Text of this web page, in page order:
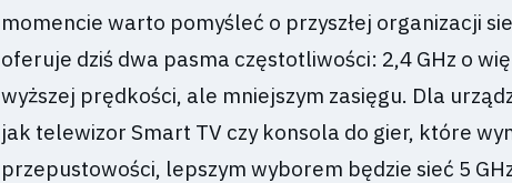
momencie warto pomyśleć o przyszłej organizacji
oferuje dziś dwa pasma częstotliwości: 2,4 GHz o
wyższej prędkości, ale mniejszym zasięgu. Dla
jak telewizor Smart TV czy konsola do gier, które
przepustowości, lepszym wyborem będzie sieć 5